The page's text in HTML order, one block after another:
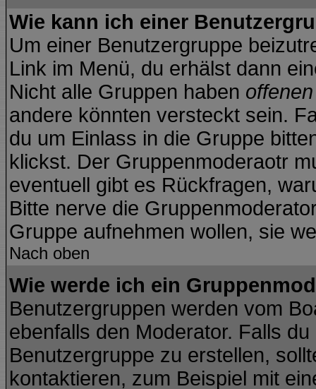
Wie kann ich einer
Um einer Benutzergruppe
Link im Menü, du erhälst dann
Nicht alle Gruppen haben
andere könnten versteckt sein.
du um Einlass in die Gruppe
klickst. Der Gruppenmoderaotr
eventuell gibt es Rückfragen,
Bitte nerve die
Gruppe aufnehmen wollen, sie
Nach oben
Wie werde ich ein
Benutzergruppen werden vom
ebenfalls den Moderator. Falls
Benutzergruppe zu erstellen,
kontaktieren, zum Beispiel mit